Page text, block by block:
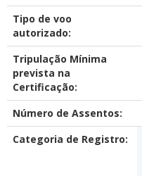
Tipo de voo
autorizado:
Tripulação Mínima
prevista na
Certificação:
Número de Assentos:
Categoria de Registro: